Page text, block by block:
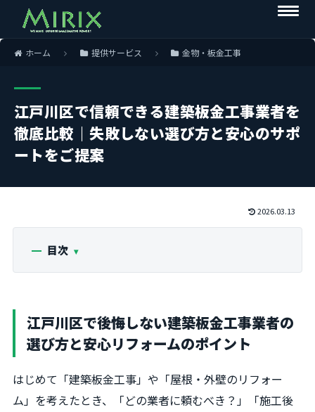
ホーム 提供サービス 金物・板金工事
江戸川区で信頼できる建築板金工事業者を
徹底比較｜失敗しない選び方と安心のサポ
ートをご提案
2026.03.13
目次
江戸川区で後悔しない建築板金工事業者の
選び方と安心リフォームのポイント
はじめて「建築板金工事」や「屋根・外壁のリフォー
ム」を考えたとき、「どの業者に頼むべき？」「施工後